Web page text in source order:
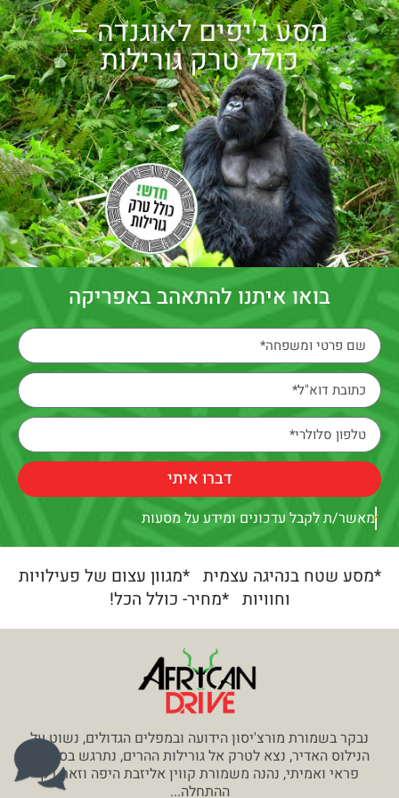
מסע ג'יפים לאוגנדה –
כולל טרק גורילות
בואו איתנו להתאהב באפריקה
מאשר/ת לקבל עדכונים ומידע על מסעות
דברו איתי
*מסע שטח בנהיגה עצמית *מגוון עצום של פעילויות
וחוויות *מחיר- כולל הכל!
נבקר בשמורת מורצ'יסון הידועה ובמפלים הגדולים, נשוט על
הנילוס האדיר, נצא לטרק אל גורילות ההרים, נתרגש בספארי
פראי ואמיתי, נהנה משמורת קווין אליזבת היפה וזאת רק
ההתחלה...